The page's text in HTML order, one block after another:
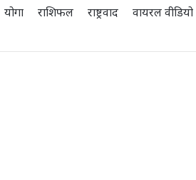
योगा राशिफल राष्ट्रवाद वायरल वीडियो